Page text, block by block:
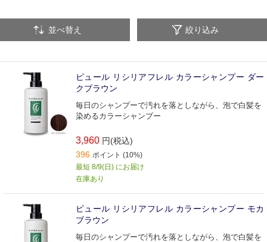
並べ替え 絞り込み
ピュール リシリアフレル カラーシャンプー ダー
クブラウン
毎日のシャンプーで汚れを落としながら、泡で白髪を
染めるカラーシャンプー
3,960 円(税込)
396 ポイント (10%)
最短 8/9(日) にお届け
在庫あり
ピュール リシリアフレル カラーシャンプー モカ
ブラウン
毎日のシャンプーで汚れを落としながら、泡で白髪を